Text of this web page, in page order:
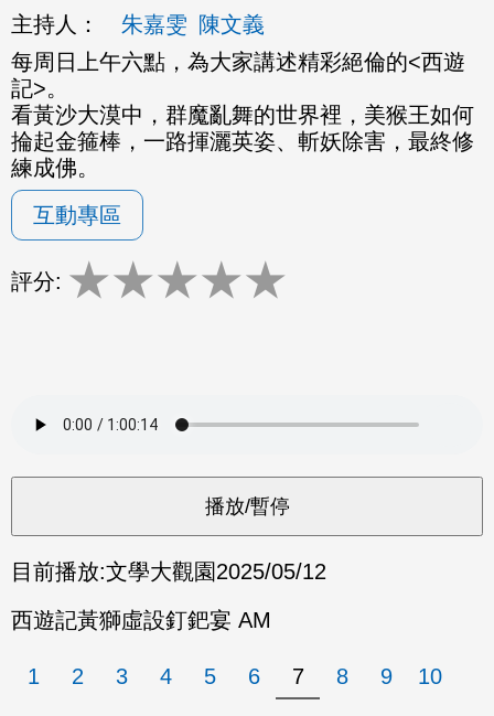
主持人：
朱嘉雯 陳文義
每周日上午六點，為大家講述精彩絕倫的<西遊
記>。
看黃沙大漠中，群魔亂舞的世界裡，美猴王如何
掄起金箍棒，一路揮灑英姿、斬妖除害，最終修
練成佛。
互動專區
評分: ★★★★★
目前播放:文學大觀園2025/05/12
西遊記黃獅虛設釘鈀宴 AM
1 2 3 4 5 6 7 8 9 10